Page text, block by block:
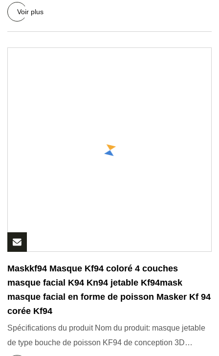
Voir plus
Maskkf94 Masque Kf94 coloré 4 couches
masque facial K94 Kn94 jetable Kf94mask
masque facial en forme de poisson Masker Kf 94
corée Kf94
Spécifications du produit Nom du produit: masque jetable
de type bouche de poisson KF94 de conception 3D